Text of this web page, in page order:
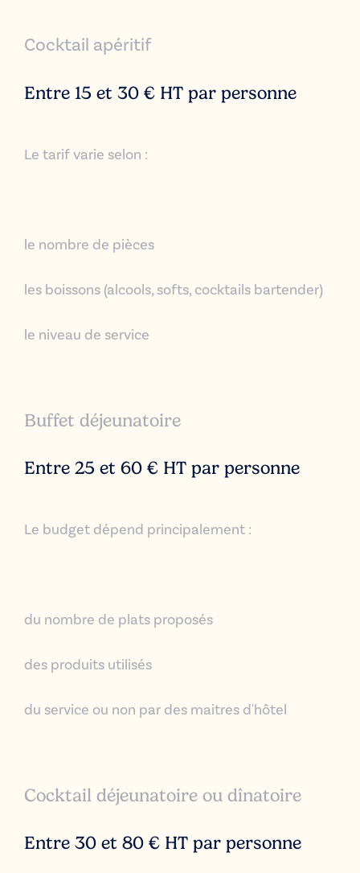
Cocktail apéritif
Entre 15 et 30 € HT par personne
Le tarif varie selon :
le nombre de pièces
les boissons (alcools, softs, cocktails bartender)
le niveau de service
Buffet déjeunatoire
Entre 25 et 60 € HT par personne
Le budget dépend principalement :
du nombre de plats proposés
des produits utilisés
du service ou non par des maitres d'hôtel
Cocktail déjeunatoire ou dînatoire
Entre 30 et 80 € HT par personne